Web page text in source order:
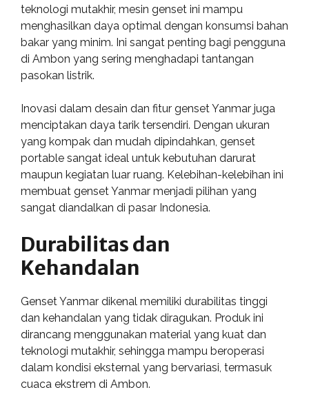
teknologi mutakhir, mesin genset ini mampu
menghasilkan daya optimal dengan konsumsi bahan
bakar yang minim. Ini sangat penting bagi pengguna
di Ambon yang sering menghadapi tantangan
pasokan listrik.
Inovasi dalam desain dan fitur genset Yanmar juga
menciptakan daya tarik tersendiri. Dengan ukuran
yang kompak dan mudah dipindahkan, genset
portable sangat ideal untuk kebutuhan darurat
maupun kegiatan luar ruang. Kelebihan-kelebihan ini
membuat genset Yanmar menjadi pilihan yang
sangat diandalkan di pasar Indonesia.
Durabilitas dan
Kehandalan
Genset Yanmar dikenal memiliki durabilitas tinggi
dan kehandalan yang tidak diragukan. Produk ini
dirancang menggunakan material yang kuat dan
teknologi mutakhir, sehingga mampu beroperasi
dalam kondisi eksternal yang bervariasi, termasuk
cuaca ekstrem di Ambon.